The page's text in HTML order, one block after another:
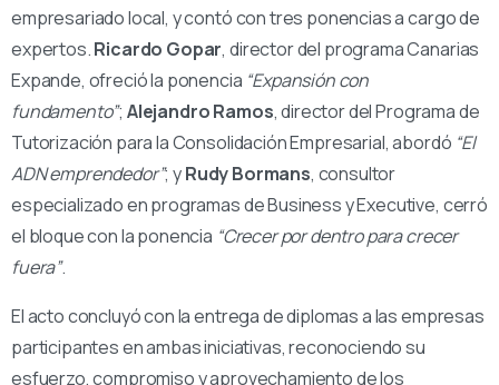
empresariado local, y contó con tres ponencias a cargo de
expertos.Ricardo Gopar, director del programa Canarias
Expande, ofreció la ponencia “Expansión con
fundamento”; Alejandro Ramos, director del Programa de
Tutorización para la Consolidación Empresarial, abordó “El
ADN emprendedor”; yRudy Bormans, consultor
especializado en programas de Business y Executive, cerró
el bloque con la ponencia “Crecer por dentro para crecer
fuera”.
El acto concluyó con la entrega de diplomas a las empresas
participantes en ambas iniciativas, reconociendo su
esfuerzo, compromiso y aprovechamiento de los